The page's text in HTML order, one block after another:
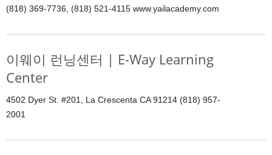
(818) 369-7736, (818) 521-4115 www.yailacademy.com
이웨이 런닝센터 | E-Way Learning
Center
4502 Dyer St. #201, La Crescenta CA 91214 (818) 957-
2001